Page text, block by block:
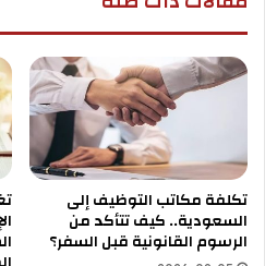
تكلفة مكاتب التوظيف إلى
السعودية.. كيف تتأكد من
الرسوم القانونية قبل السفر؟